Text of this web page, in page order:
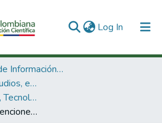
Log In (current)
3. Recursos de Información Científica y Tecnológica
3.2.1. Políticas, estudios, evaluaciones e indicadores de CTeI
Políticas de Ciencia, Tecnología e Innovación
Definiciones y convenciones principales para la medicion de lainvestigacion y el desarrollo experimental.